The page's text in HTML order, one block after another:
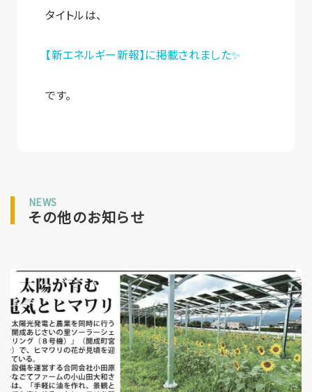
タイトルは、
【新エネルギー新報】に掲載されました✨
です。
NEWS
その他のお知らせ